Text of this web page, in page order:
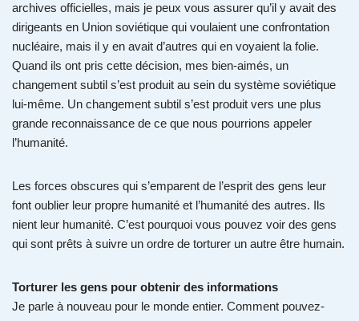
archives officielles, mais je peux vous assurer qu’il y avait des
dirigeants en Union soviétique qui voulaient une confrontation
nucléaire, mais il y en avait d’autres qui en voyaient la folie.
Quand ils ont pris cette décision, mes bien-aimés, un
changement subtil s’est produit au sein du système soviétique
lui-même. Un changement subtil s’est produit vers une plus
grande reconnaissance de ce que nous pourrions appeler
l’humanité.
Les forces obscures qui s’emparent de l’esprit des gens leur
font oublier leur propre humanité et l’humanité des autres. Ils
nient leur humanité. C’est pourquoi vous pouvez voir des gens
qui sont prêts à suivre un ordre de torturer un autre être humain.
Torturer les gens pour obtenir des informations
Je parle à nouveau pour le monde entier. Comment pouvez-